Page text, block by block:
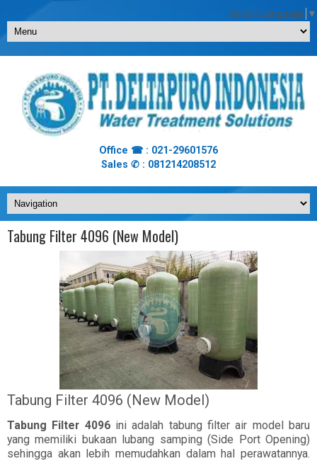
Select Language ▼
Office ☎ : 021-29601576
Sales ✆ : 081214208512
Tabung Filter 4096 (New Model)
Tabung Filter 4096 (New Model)
Tabung Filter 4096ini adalah tabung filter air model baru
yang memiliki bukaan lubang samping (Side Port Opening)
sehingga akan lebih memudahkan dalam hal perawatannya.